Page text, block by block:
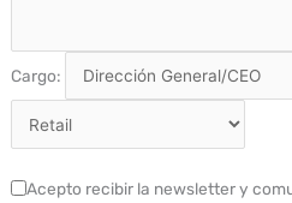
Cargo:
Acepto recibir la newsletter y